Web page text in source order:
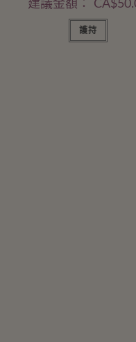
建議金額： CA$
護持